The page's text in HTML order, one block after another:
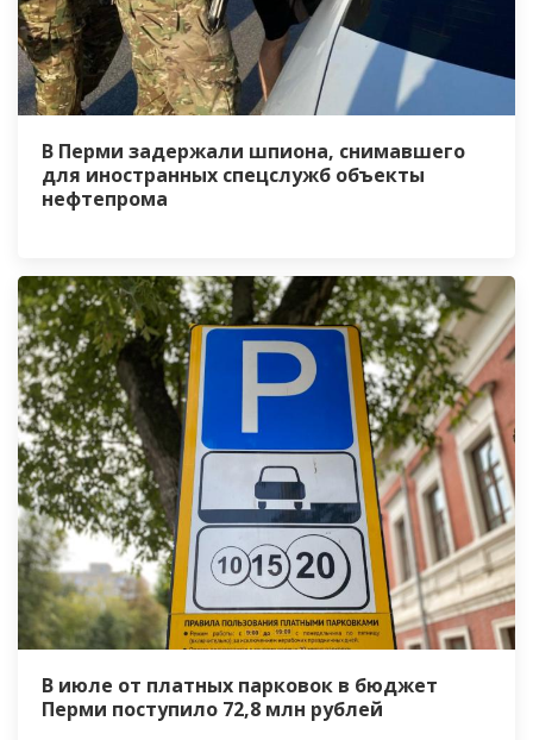
В Перми задержали шпиона, снимавшего
для иностранных спецслужб объекты
нефтепрома
В июле от платных парковок в бюджет
Перми поступило 72,8 млн рублей